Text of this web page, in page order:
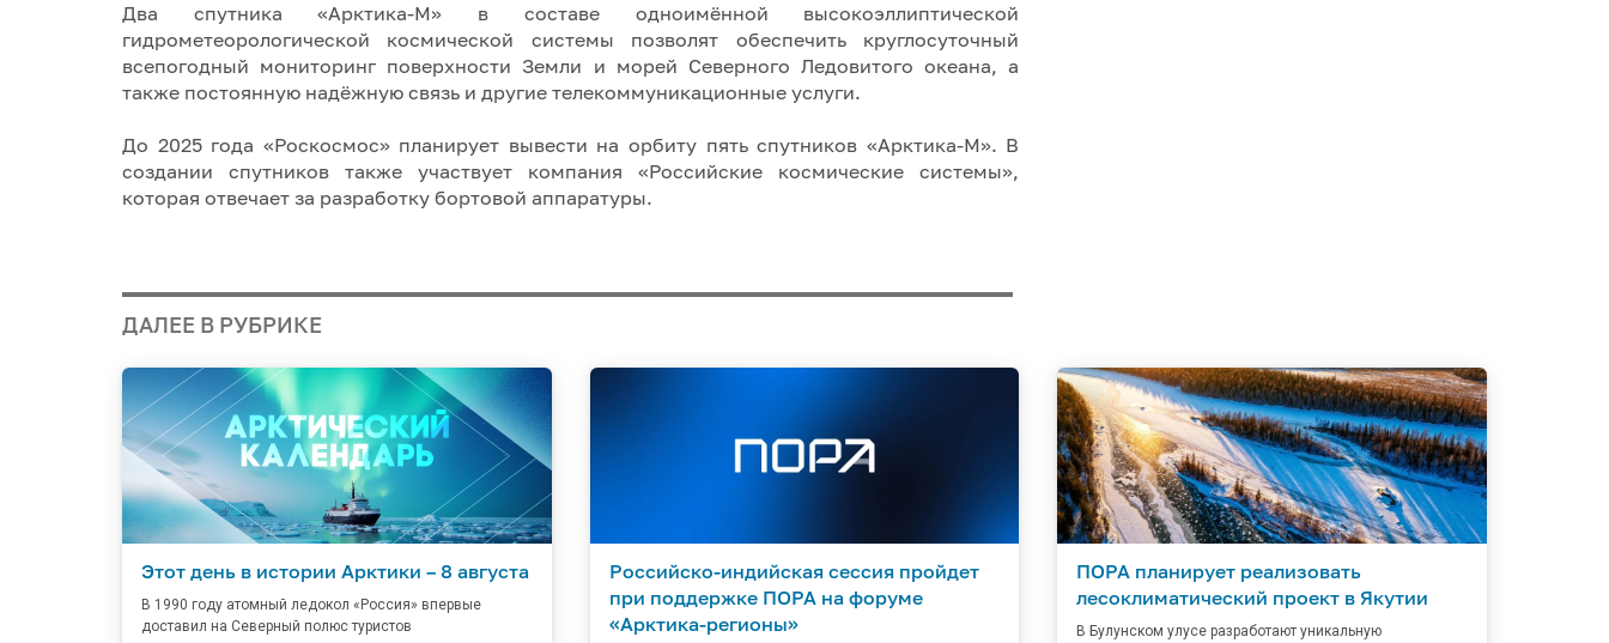
Два спутника «Арктика-М» в составе одноимённой высокоэллиптической
гидрометеорологической космической системы позволят обеспечить круглосуточный
всепогодный мониторинг поверхности Земли и морей Северного Ледовитого океана, а
также постоянную надёжную связь и другие телекоммуникационные услуги.
До 2025 года «Роскосмос» планирует вывести на орбиту пять спутников «Арктика-М». В
создании спутников также участвует компания «Российские космические системы»,
которая отвечает за разработку бортовой аппаратуры.
ДАЛЕЕ В РУБРИКЕ
Этот день в истории Арктики – 8 августа
В 1990 году атомный ледокол «Россия» впервые
доставил на Северный полюс туристов
Российско-индийская сессия пройдет
при поддержке ПОРА на форуме
«Арктика-регионы»
ПОРА планирует реализовать
лесоклиматический проект в Якутии
В Булунском улусе разработают уникальную